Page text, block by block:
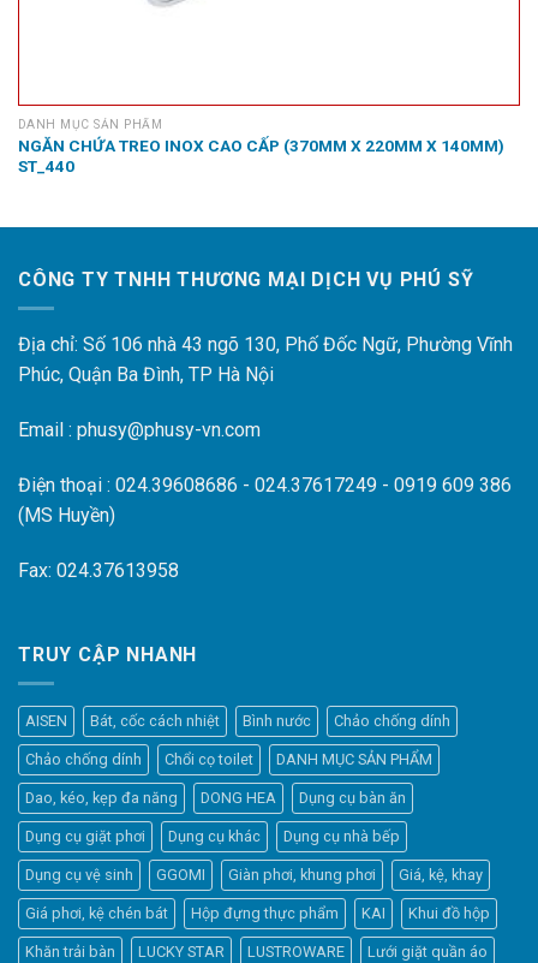
DANH MỤC SẢN PHẨM
NGĂN CHỨA TREO INOX CAO CẤP (370MM X 220MM X 140MM)
ST_440
CÔNG TY TNHH THƯƠNG MẠI DỊCH VỤ PHÚ SỸ
Địa chỉ: Số 106 nhà 43 ngõ 130, Phố Đốc Ngữ, Phường Vĩnh
Phúc, Quận Ba Đình, TP Hà Nội
Email : phusy@phusy-vn.com
Điện thoại : 024.39608686 - 024.37617249 - 0919 609 386
(MS Huyền)
Fax: 024.37613958
TRUY CẬP NHANH
AISEN Bát, cốc cách nhiệt Bình nước Chảo chống dính
Chảo chống dính Chổi cọ toilet DANH MỤC SẢN PHẨM
Dao, kéo, kẹp đa năng DONG HEA Dụng cụ bàn ăn
Dụng cụ giặt phơi Dụng cụ khác Dụng cụ nhà bếp
Dụng cụ vệ sinh GGOMI Giàn phơi, khung phơi Giá, kệ, khay
Giá phơi, kệ chén bát Hộp đựng thực phẩm KAI Khui đồ hộp
Khăn trải bàn LUCKY STAR LUSTROWARE Lưới giặt quần áo